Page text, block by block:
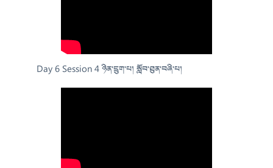
Day 6 Session 4 ཉིན་དྲུག་པ། སློབ་ཐུན་བཞི་པ།